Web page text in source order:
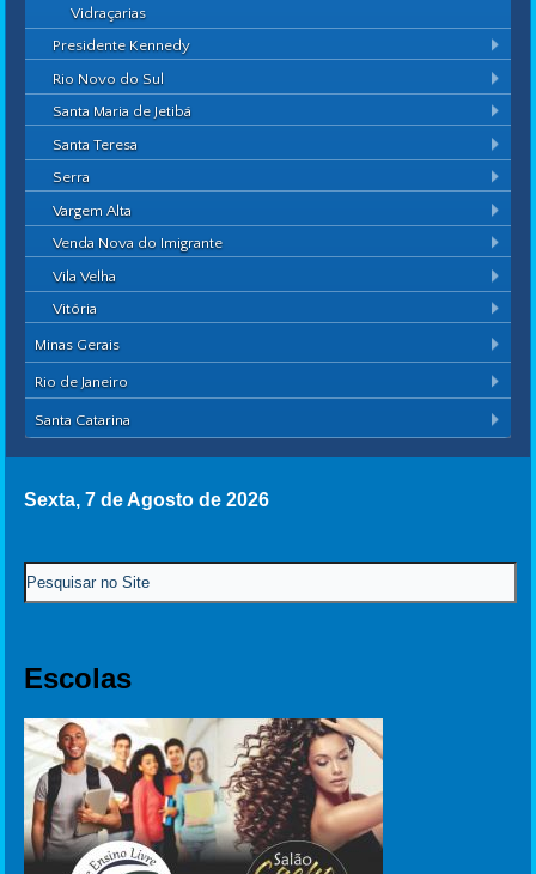
Vidraçarias
Presidente Kennedy
Rio Novo do Sul
Santa Maria de Jetibá
Santa Teresa
Serra
Vargem Alta
Venda Nova do Imigrante
Vila Velha
Vitória
Minas Gerais
Rio de Janeiro
Santa Catarina
Sexta, 7 de Agosto de 2026
Escolas